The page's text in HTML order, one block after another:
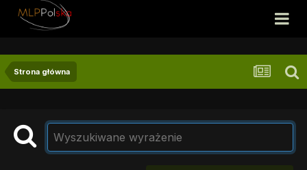
Strona główna